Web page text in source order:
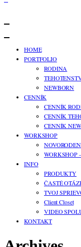
HOME
PORTFOLIO
RODINA
NEWBORN
CENNÍK
CENNÍK
CENNÍK
CENNÍK
WORKSHOP
WORKSHOP
INFO
PRODUKTY
ČASTÉ
TVOJ
Client Closet
VIDEO
KONTAKT